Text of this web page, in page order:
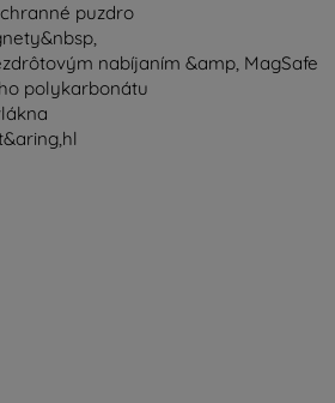
puzdro
nabíjaním &amp, MagSafe
polykarbonátu